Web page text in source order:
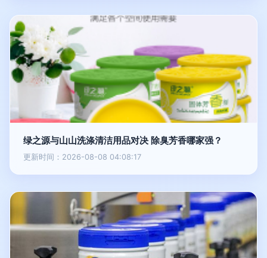
绿之源与山山洗涤清洁用品对决 除臭芳香哪家强？
更新时间：2026-08-08 04:08:17